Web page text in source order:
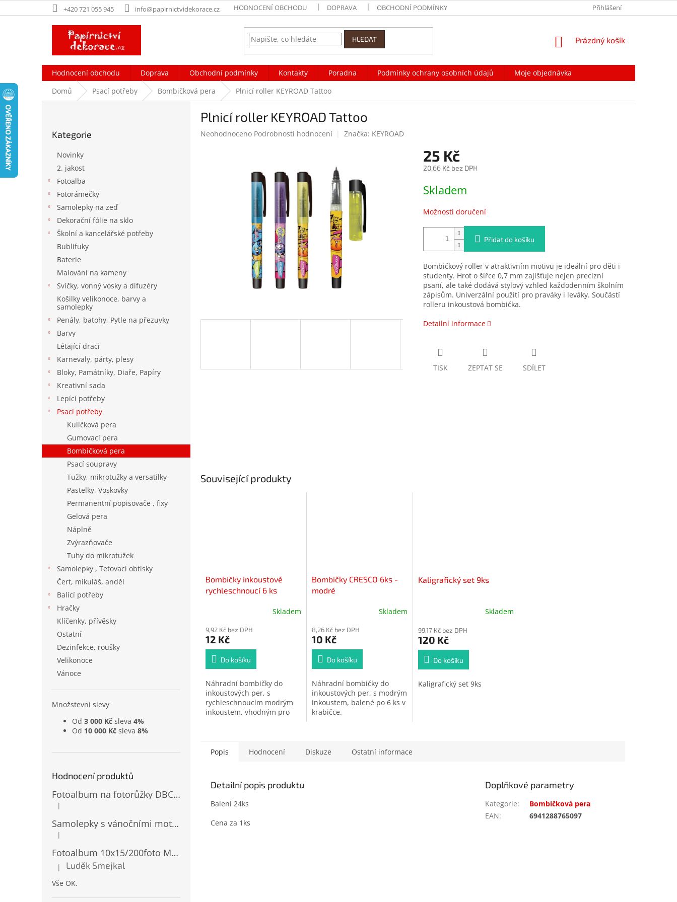
na
+420 721 055 945 info@papirnictvidekorace.cz HODNOCENÍ OBCHODU DOPRAVA OBCHODNÍ PODMÍNKY NAPIŠTE NÁM
Přihlášení
HLEDAT
NÁKUPNÍ
Prázdný košík
Hodnocení obchodu Doprava Obchodní podmínky Kontakty Poradna Podmínky ochrany osobních údajů
Moje objednávka
Domů
Psací potřeby Bombičková pera Plnicí roller KEYROAD Tattoo
kategorie
Kategorie
Novinky
2. jakost
Fotoalba
Fotorámečky
Samolepky na zeď
Dekorační fólie na sklo
Školní a kancelářské potřeby
Bublifuky
Baterie
Malování na kameny
Svíčky, vonný vosky a difuzéry
Košilky velikonoce, barvy a
samolepky
Penály, batohy, Pytle na přezuvky
Barvy
Létající draci
Karnevaly, párty, plesy
Bloky, Památníky, Diaře, Papíry
Kreativní sada
Lepící potřeby
Psací potřeby
Kuličková pera
Gumovací pera
Bombičková pera
Psací soupravy
Tužky, mikrotužky a versatilky
Pastelky, Voskovky
Permanentní popisovače , fixy
Gelová pera
Náplně
Zvýrazňovače
Tuhy do mikrotužek
Samolepky , Tetovací obtisky
Čert, mikuláš, anděl
Balící potřeby
Hračky
Klíčenky, přívěsky
Ostatní
Dezinfekce, roušky
Velikonoce
Vánoce
Množstevní slevy
Od 3 000 Kč sleva 4%
Od 10 000 Kč sleva 8%
Hodnocení produktů
Fotoalbum na fotorůžky DBCL-30 Homage 2
Hodnocení produktu je 5 z 5 hvězdiček.
|
Samolepky s vánočními motivy 8 x 14,5 cm 10724
Hodnocení produktu je 4 z 5 hvězdiček.
|
Fotoalbum 10x15/200foto MM-46200 Natur 2
Hodnocení produktu je 5 z 5 hvězdiček.
| Luděk Smejkal
Vše OK.
Plnicí roller KEYROAD Tattoo
Průměrné
Neohodnoceno Podrobnosti hodnocení Značka: KEYROAD
25 Kč
20,66 Kč bez DPH
cena:
Skladem
Možnosti doručení
Přidat do košíku
Bombičkový roller v atraktivním motivu je ideální pro děti i
studenty. Hrot o šířce 0,7 mm zajišťuje nejen precizní
psaní, ale také dodává stylový vzhled každodenním školním
zápisům. Univerzální použití pro praváky i leváky. Součástí
rolleru inkoustová bombička.
Detailní informace
TISK ZEPTAT SE SDÍLET
Související produkty
Bombičky inkoustové
rychleschnoucí 6 ks
Skladem
9,92 Kč bez DPH
12 Kč
Do košíku
Náhradní bombičky do
inkoustových per, s
rychleschnoucím modrým
inkoustem, vhodným pro
Bombičky CRESCO 6ks -
modré
Skladem
8,26 Kč bez DPH
10 Kč
Do košíku
Náhradní bombičky do
inkoustových per, s modrým
inkoustem, balené po 6 ks v
krabičce.
Kaligrafický set 9ks
Skladem
99,17 Kč bez DPH
120 Kč
Do košíku
Kaligrafický set 9ks
Popis Hodnocení Diskuze Ostatní informace
Detailní popis produktu
Balení 24ks
Cena za 1ks
Doplňkové parametry
Kategorie:
Bombičková pera
EAN: 6941288765097